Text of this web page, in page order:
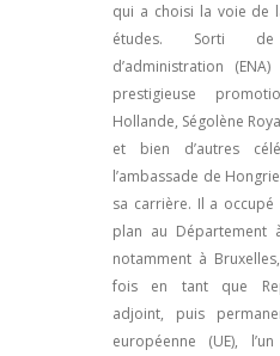
qui a choisi la voie de
études. Sorti de
d’administration
prestigieuse
Hollande, Ségolène
et bien d’autres
l’ambassade de
sa carrière. Il a
plan au Département
notamment à
fois en tant que
adjoint, puis
européenne (UE),